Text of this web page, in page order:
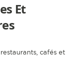
Et
cafés et